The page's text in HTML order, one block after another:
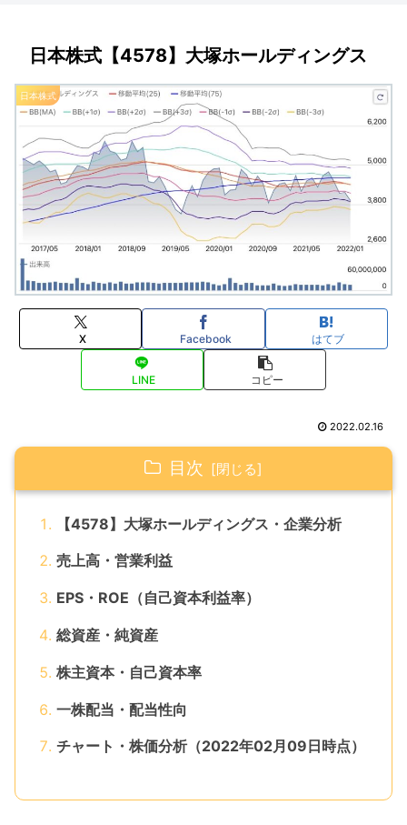
日本株式【4578】大塚ホールディングス
日本株式
X Facebook はてブ
LINE コピー
2022.02.16
目次
【4578】大塚ホールディングス・企業分析
売上高・営業利益
EPS・ROE（自己資本利益率）
総資産・純資産
株主資本・自己資本率
一株配当・配当性向
チャート・株価分析（2022年02月09日時点）